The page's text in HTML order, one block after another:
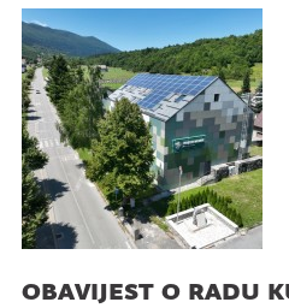
obavijest o radu